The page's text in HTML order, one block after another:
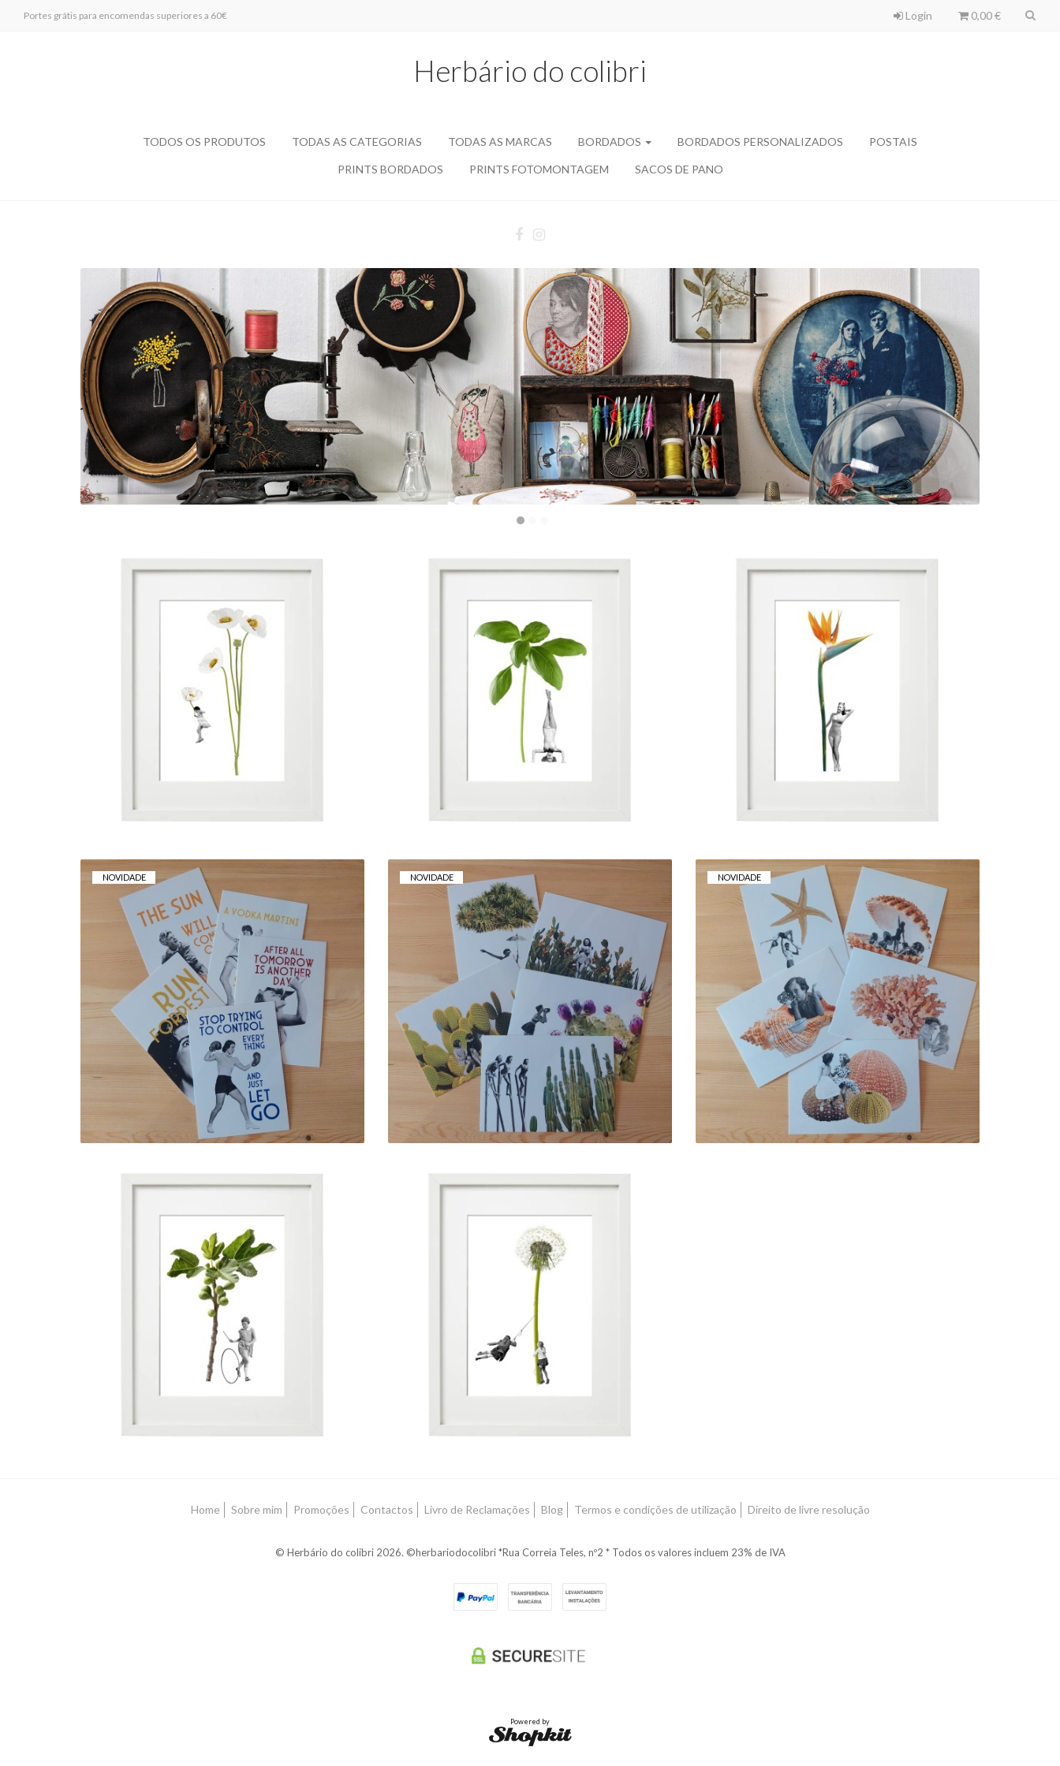
Portes grátis para encomendas superiores a 60€ Login 0,00 €
Herbário do colibri
TODOS OS PRODUTOS TODAS AS CATEGORIAS TODAS AS MARCAS BORDADOS BORDADOS PERSONALIZADOS POSTAIS
PRINTS BORDADOS PRINTS FOTOMONTAGEM SACOS DE PANO
PAPOILA
5,00 € — 10,00 €
MANJERICÃO
5,00 € — 10,00 €
ESTRELÍCIA
5,00 € — 10,00 €
NOVIDADE
COLECÇÃO FILMES
10,00 €
NOVIDADE
COLECÇÃO CACTUS
10,00 €
NOVIDADE
COLECÇÃO MAR
10,00 €
FIGUEIRA
5,00 € — 10,00 €
DENTE DE LEÃO
5,00 € — 10,00 €
Home Sobre mim Promoções Contactos Livro de Reclamações Blog Termos e condições de utilização Direito de livre resolução
© Herbário do colibri 2026. ©herbariodocolibri *Rua Correia Teles, nº2 * Todos os valores incluem 23% de IVA
Powered by